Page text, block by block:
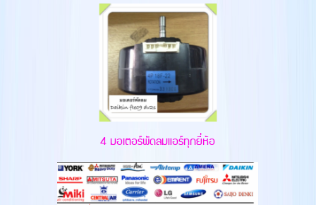
4 มอเตอร์พัดลมแอร์ทุกยี่ห้อ